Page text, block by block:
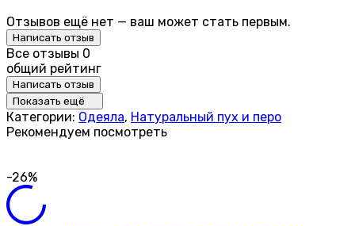
Отзывов ещё нет — ваш может стать первым.
Написать отзыв
Все отзывы 0
общий рейтинг
Написать отзыв
Показать ещё
Категории: Одеяла, Натуральный пух и перо
Рекомендуем посмотреть
-26%